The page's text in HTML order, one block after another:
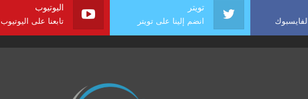
تويتر
انضم إلينا على تويتر
اليوتيوب
تابعنا على اليوتيوب